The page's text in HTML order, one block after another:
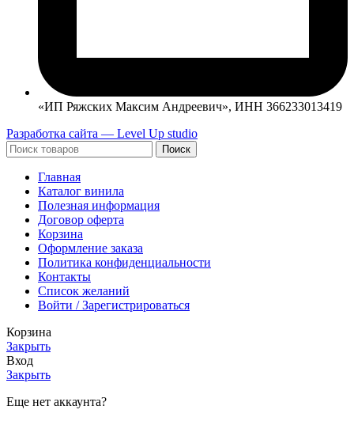
«ИП Ряжских Максим Андреевич», ИНН 366233013419
Разработка сайта — Level Up studio
Поиск
Главная
Каталог винила
Полезная информация
Договор оферта
Корзина
Оформление заказа
Политика конфиденциальности
Контакты
Список желаний
Войти / Зарегистрироваться
Корзина
Закрыть
Вход
Закрыть
Еще нет аккаунта?